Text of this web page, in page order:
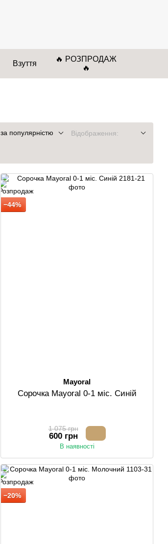
Взуття
🔥 РОЗПРОДАЖ
🔥
за популярністю Відображення:
−44%
Mayoral
Сорочка Mayoral 0-1 міс. Синій
1 075 грн
600 грн
В наявності
−20%